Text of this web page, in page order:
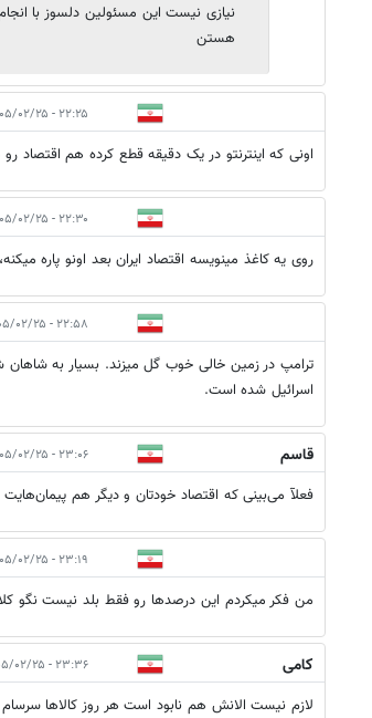
نیازی نیست این مسئولین دلسوز با
هستن
۲۲:۲۵ - ۱۴۰۵/۰۲/۲۵
اونی که اینترنتو در یک دقیقه قطع کرده هم اقتصاد رو
۲۲:۳۰ - ۱۴۰۵/۰۲/۲۵
روی یه کاغذ مینویسه اقتصاد ایران بعد اونو پاره
۲۲:۵۸ - ۱۴۰۵/۰۲/۲۵
ترامپ در زمین خالی خوب گل میزند. بسیار به شاهان
اسرائیل شده است.
قاسم ۲۳:۰۶ - ۱۴۰۵/۰۲/۲۵
فعلآ می‌بینی که اقتصاد خودتان و دیگر هم
۲۳:۱۹ - ۱۴۰۵/۰۲/۲۵
من فکر میکردم این درصدها رو فقط بلد نیست نگو
کامی ۲۳:۳۶ - ۱۴۰۵/۰۲/۲۵
لازم نیست الانش هم نابود است هر روز کالاها